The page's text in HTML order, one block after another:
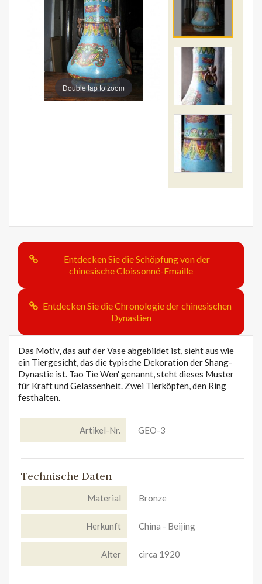
Double tap to zoom
Entdecken Sie die Schöpfung von der
chinesische Cloissonné-Emaille
Entdecken Sie die Chronologie der chinesischen
Dynastien
Das Motiv, das auf der Vase abgebildet ist, sieht aus wie
ein Tiergesicht, das die typische Dekoration der Shang-
Dynastie ist. Tao Tie Wen' genannt, steht dieses Muster
für Kraft und Gelassenheit. Zwei Tierköpfen, den Ring
festhalten.
Artikel-Nr. GEO-3
Technische Daten
Material Bronze
Herkunft China - Beijing
Alter circa 1920